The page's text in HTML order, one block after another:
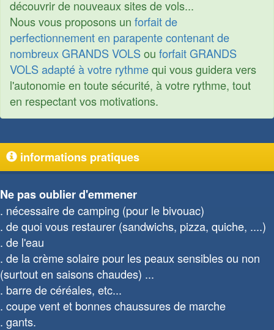
découvrir de nouveaux sites de vols...
Nous vous proposons un forfait de
perfectionnement en parapente contenant de
nombreux GRANDS VOLSou forfait GRANDS
VOLS adapté à votre rythmequi vous guidera vers
l'autonomie en toute sécurité, à votre rythme, tout
en respectant vos motivations.
informations pratiques
Ne pas oublier d'emmener
nécessaire de camping (pour le bivouac)
de quoi vous restaurer (sandwichs, pizza, quiche, ....)
de l'eau
de la crème solaire pour les peaux sensibles ou non
(surtout en saisons chaudes) ...
barre de céréales, etc...
coupe vent et bonnes chaussures de marche
gants.